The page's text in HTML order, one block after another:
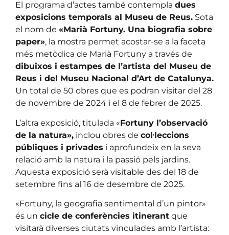
El programa d’actes també contempla dues
exposicions temporals al Museu de Reus. Sota
el nom de «Marià Fortuny. Una biografia sobre
paper», la mostra permet acostar-se a la faceta
més metòdica de Marià Fortuny a través de
dibuixos i estampes de l’artista del Museu de
Reus i del Museu Nacional d’Art de Catalunya.
Un total de 50 obres que es podran visitar del 28
de novembre de 2024 i el 8 de febrer de 2025.
L’altra exposició, titulada «Fortuny l’observació
de la natura», inclou obres de col·leccions
públiques i privades i aprofundeix en la seva
relació amb la natura i la passió pels jardins.
Aquesta exposició serà visitable des del 18 de
setembre fins al 16 de desembre de 2025.
«Fortuny, la geografia sentimental d’un pintor»
és un cicle de conferències itinerant que
visitarà diverses ciutats vinculades amb l’artista: